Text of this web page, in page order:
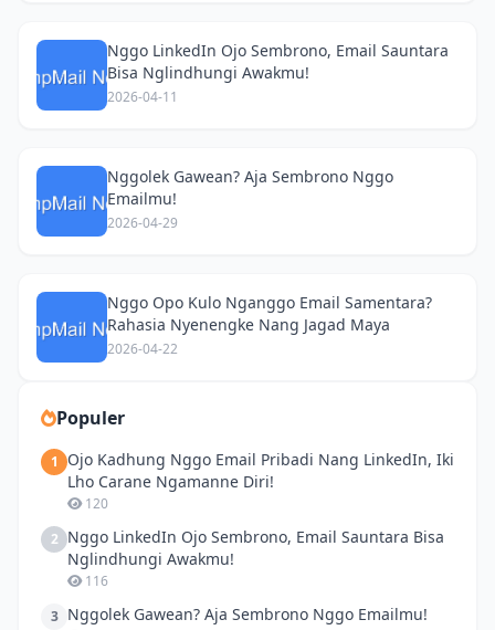
Nggo LinkedIn Ojo Sembrono, Email Sauntara
Bisa Nglindhungi Awakmu!
2026-04-11
Nggolek Gawean? Aja Sembrono Nggo
Emailmu!
2026-04-29
Nggo Opo Kulo Nganggo Email Samentara?
Rahasia Nyenengke Nang Jagad Maya
2026-04-22
Populer
1
Ojo Kadhung Nggo Email Pribadi Nang LinkedIn, Iki
Lho Carane Ngamanne Diri!
120
2 Nggo LinkedIn Ojo Sembrono, Email Sauntara Bisa
Nglindhungi Awakmu!
116
3 Nggolek Gawean? Aja Sembrono Nggo Emailmu!